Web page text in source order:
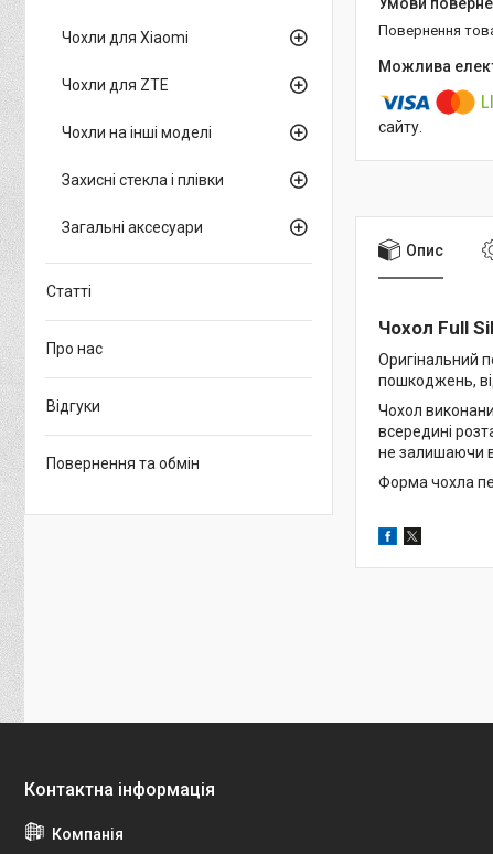
повернення
сайту.
Опис
Чохол Full
Оригінальний
пошкоджень,
Чохол
всередині
не залишаючи
Форма чохла
Чохли для Xiaomi
Чохли для ZTE
Чохли на інші моделі
Захисні стекла і плівки
Загальні аксесуари
Статті
Про нас
Відгуки
Повернення та обмін